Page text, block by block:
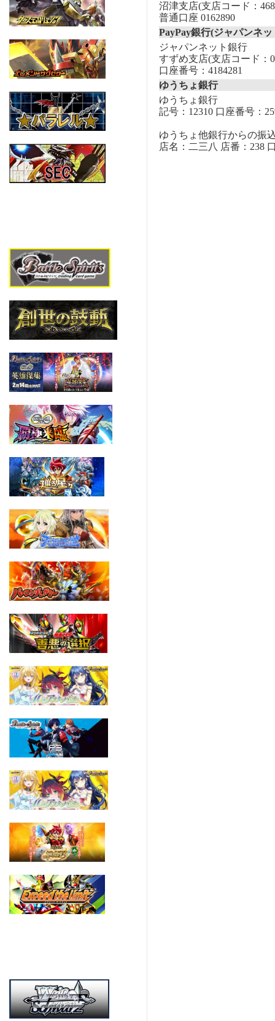
沼津支店(支店コード：
普通口座 0162890
PayPay銀行(ジャパンネ
ジャパンネット銀行
すずめ支店(支店コード：
口座番号：4184281
ゆうちょ銀行
ゆうちょ銀行
記号：12310 口座番号：
ゆうちょ他銀行からの振
店名：二三八 店番：238